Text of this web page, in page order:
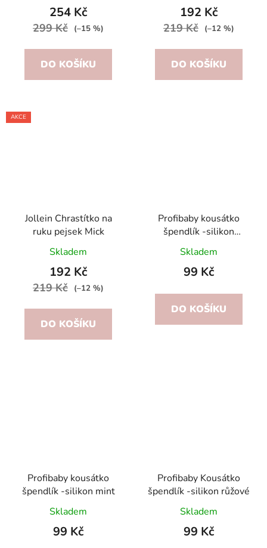
254 Kč
299 Kč (–15 %)
DO KOŠÍKU
192 Kč
219 Kč (–12 %)
DO KOŠÍKU
AKCE
Jollein Chrastítko na
ruku pejsek Mick
Skladem
192 Kč
219 Kč (–12 %)
DO KOŠÍKU
Profibaby kousátko
špendlík -silikon
černobílé
Skladem
99 Kč
DO KOŠÍKU
Profibaby kousátko
špendlík -silikon mint
Skladem
99 Kč
Profibaby Kousátko
špendlík -silikon růžové
Skladem
99 Kč